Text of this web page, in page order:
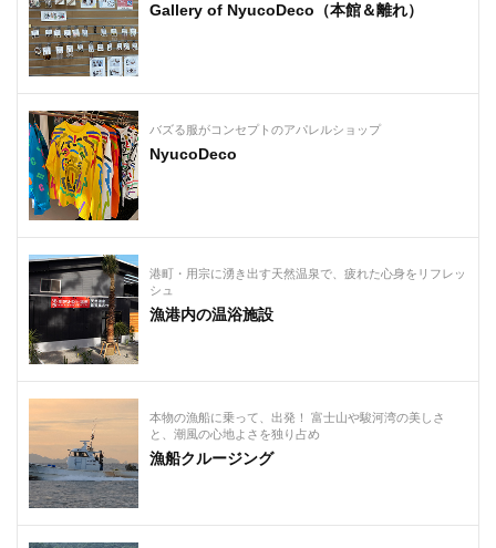
Gallery of NyucoDeco（本館＆離れ）
バズる服がコンセプトのアパレルショップ
NyucoDeco
港町・用宗に湧き出す天然温泉で、疲れた心身をリフレッ
シュ
漁港内の温浴施設
本物の漁船に乗って、出発！ 富士山や駿河湾の美しさ
と、潮風の心地よさを独り占め
漁船クルージング